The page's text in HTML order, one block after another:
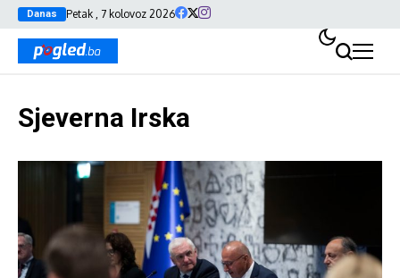
Danas Petak , 7 kolovoz 2026
Sjeverna Irska